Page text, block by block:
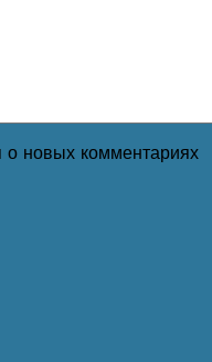
о новых комментариях